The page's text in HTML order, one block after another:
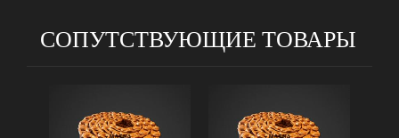
СОПУТСТВУЮЩИЕ ТОВАРЫ